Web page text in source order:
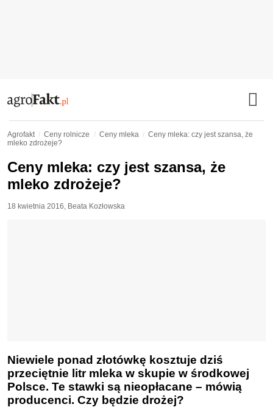
Agrofakt Ceny rolnicze Ceny mleka
Ceny mleka: czy jest szansa, że
mleko zdrożeje?
Ceny mleka: czy jest szansa, że
mleko zdrożeje?
18 kwietnia 2016, Beata Kozłowska
Niewiele ponad złotówkę kosztuje dziś
przeciętnie litr mleka w skupie w środkowej
Polsce. Te stawki są nieopłacane – mówią
producenci. Czy będzie drożej?